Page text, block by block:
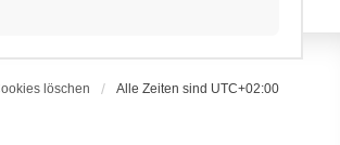
löschen Alle Zeiten sind UTC+02:00